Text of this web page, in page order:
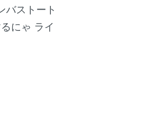
バストート
にゃ ライ